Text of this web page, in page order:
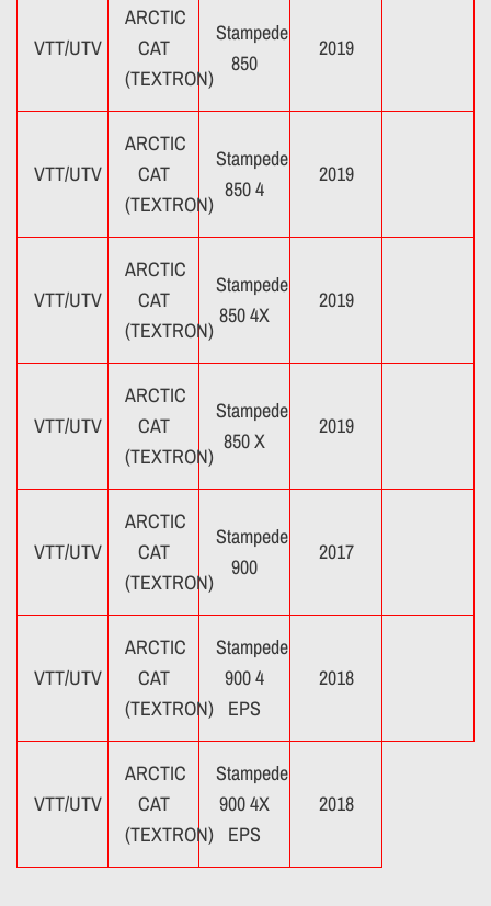
VTT/UTV
ARCTIC
CAT
(TEXTRON)
Stampede
850
2019
VTT/UTV
ARCTIC
CAT
(TEXTRON)
Stampede
850 4
2019
VTT/UTV
ARCTIC
CAT
(TEXTRON)
Stampede
850 4X
2019
VTT/UTV
ARCTIC
CAT
(TEXTRON)
Stampede
850 X
2019
VTT/UTV
ARCTIC
CAT
(TEXTRON)
Stampede
900
2017
VTT/UTV
ARCTIC
CAT
(TEXTRON)
Stampede
900 4
EPS
2018
VTT/UTV
ARCTIC
CAT
(TEXTRON)
Stampede
900 4X
EPS
2018